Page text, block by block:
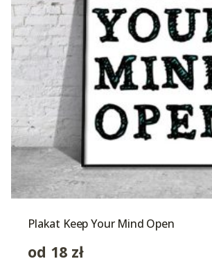
Plakat Keep Your Mind Open
od 18 zł